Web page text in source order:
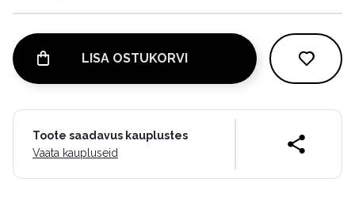
LISA OSTUKORVI
Toote saadavus kauplustes
Vaata kaupluseid